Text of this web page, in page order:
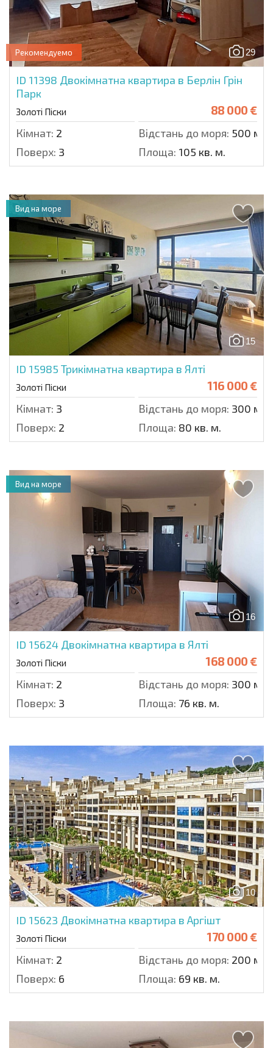
29
Рекомендуемо
ID 11398 Двокімнатна квартира в Берлін Грін
Парк
Золоті Піски 88 000 €
Кімнат: 2 Відстань до моря: 500 м.
Поверх: 3 Площа: 105 кв. м.
15
ID 15985 Трикімнатна квартира в Ялті
Золоті Піски 116 000 €
Кімнат: 3 Відстань до моря: 300 м.
Поверх: 2 Площа: 80 кв. м.
Вид на море
16
ID 15624 Двокімнатна квартира в Ялті
Золоті Піски 168 000 €
Кімнат: 2 Відстань до моря: 300 м.
Поверх: 3 Площа: 76 кв. м.
Вид на море
10
ID 15623 Двокімнатна квартира в Аргішт
Золоті Піски 170 000 €
Кімнат: 2 Відстань до моря: 200 м.
Поверх: 6 Площа: 69 кв. м.